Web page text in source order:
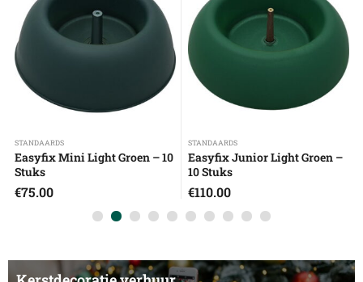
STANDAARDS
Easyfix Mini Light Groen – 10
Stuks
€75.00
STANDAARDS
Easyfix Junior Light Groen –
10 Stuks
€110.00